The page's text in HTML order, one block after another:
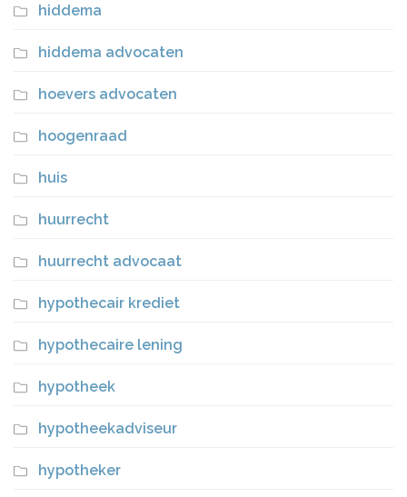
hiddema
hiddema advocaten
hoevers advocaten
hoogenraad
huis
huurrecht
huurrecht advocaat
hypothecair krediet
hypothecaire lening
hypotheek
hypotheekadviseur
hypotheker